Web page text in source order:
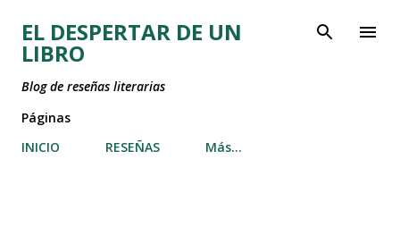
Ir al contenido principal
EL DESPERTAR DE UN
LIBRO
Blog de reseñas literarias
Páginas
INICIO
RESEÑAS Más…